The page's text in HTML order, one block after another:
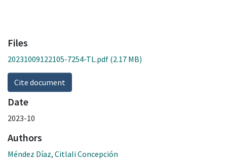
Files
20231009122105-7254-TL.pdf (2.17 MB)
Cite document
Date
2023-10
Authors
Méndez Díaz, Citlali Concepción